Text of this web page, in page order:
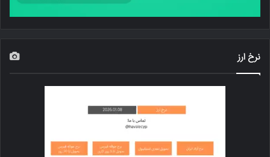
نرخ ارز